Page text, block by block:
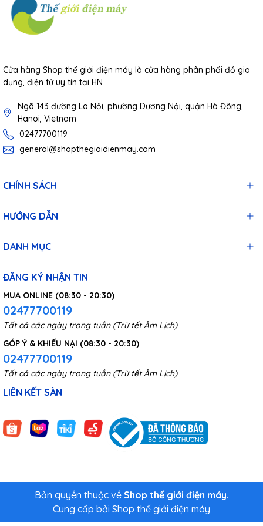
Cửa hàng Shop thế giới điện máy là cửa hàng phân phối đồ gia
dụng, điện tử uy tín tại HN
Ngõ 143 đường La Nội, phường Dương Nội, quận Hà Đông,
Hanoi, Vietnam
02477700119
general@shopthegioidienmay.com
CHÍNH SÁCH
HƯỚNG DẪN
DANH MỤC
ĐĂNG KÝ NHẬN TIN
MUA ONLINE (08:30 - 20:30)
02477700119
Tất cả các ngày trong tuần (Trừ tết Âm Lịch)
GÓP Ý & KHIẾU NẠI (08:30 - 20:30)
02477700119
Tất cả các ngày trong tuần (Trừ tết Âm Lịch)
LIÊN KẾT SÀN
Bản quyền thuộc về Shop thế giới điện máy.
Cung cấp bởi Shop thế giới điện máy